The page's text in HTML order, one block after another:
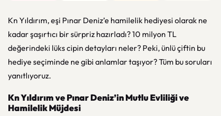
Kn Yıldırım, eşi Pınar Deniz’e hamilelik hediyesi olarak ne
kadar şaşırtıcı bir sürpriz hazırladı? 10 milyon TL
değerindeki lüks cipin detayları neler? Peki, ünlü çiftin bu
hediye seçiminde ne gibi anlamlar taşıyor? Tüm bu soruları
yanıtlıyoruz.
Kn Yıldırım ve Pınar Deniz’in Mutlu Evliliği ve
Hamilelik Müjdesi